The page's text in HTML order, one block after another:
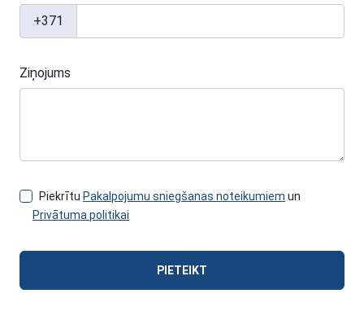
+371
Ziņojums
Piekrītu Pakalpojumu sniegšanas noteikumiem un
Privātuma politikai
PIETEIKT